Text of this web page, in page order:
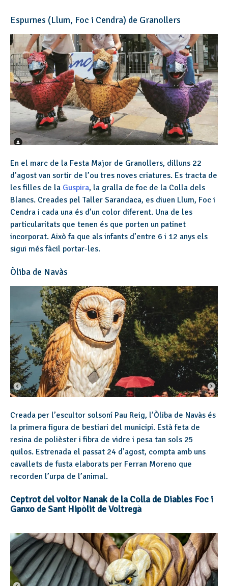
Espurnes (Llum, Foc i Cendra) de Granollers
En el marc de la Festa Major de Granollers, dilluns 22
d’agost van sortir de l’ou tres noves criatures. Es tracta de
les filles de la Guspira, la gralla de foc de la Colla dels
Blancs. Creades pel Taller Sarandaca, es diuen Llum, Foc i
Cendra i cada una és d’un color diferent. Una de les
particularitats que tenen és que porten un patinet
incorporat. Això fa que als infants d’entre 6 i 12 anys els
sigui més fàcil portar-les.
Òliba de Navàs
Creada per l’escultor solsoní Pau Reig, l’Òliba de Navàs és
la primera figura de bestiari del municipi. Està feta de
resina de polièster i fibra de vidre i pesa tan sols 25
quilos. Estrenada el passat 24 d’agost, compta amb uns
cavallets de fusta elaborats per Ferran Moreno que
recorden l’urpa de l’animal.
Ceptrot del voltor Nanak de la Colla de Diables Foc i
Ganxo de Sant Hipòlit de Voltregà